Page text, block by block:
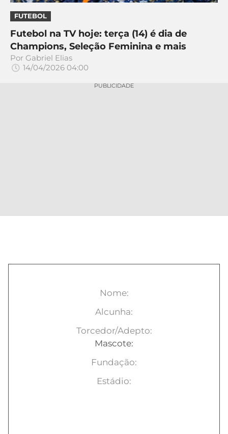
FUTEBOL
Futebol na TV hoje: terça (14) é dia de
Champions, Seleção Feminina e mais
Por Gabriel Elias
14/04/2026 04:00
PUBLICIDADE
Nome:
Alcunha:
Torcedor/Adepto:
Mascote:
Fundação:
Estádio: